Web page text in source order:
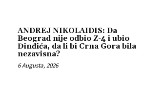
ANDREJ NIKOLAIDIS: Da
Beograd nije odbio Z-4 i ubio
Đinđića, da li bi Crna Gora bila
nezavisna?
6 Augusta, 2026